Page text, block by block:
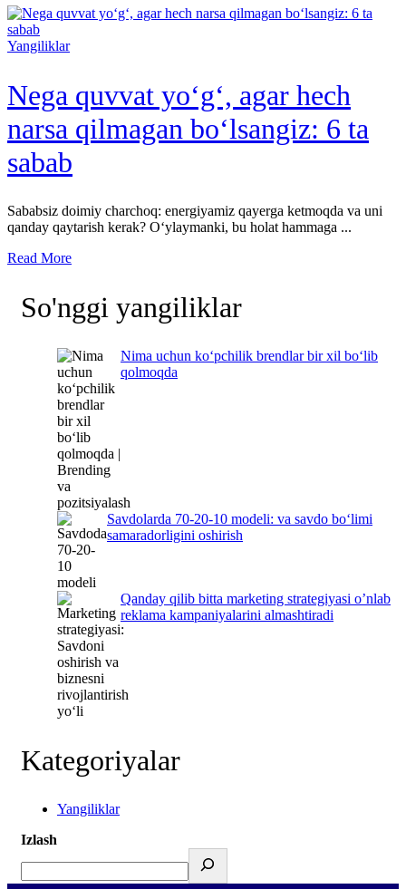
Yangiliklar
Nega quvvat yo‘g‘, agar hech
narsa qilmagan bo‘lsangiz: 6 ta
sabab
Sababsiz doimiy charchoq: energiyamiz qayerga ketmoqda va uni
qanday qaytarish kerak? O‘ylaymanki, bu holat hammaga ...
Read More
So'nggi yangiliklar
Nima uchun ko‘pchilik brendlar bir xil bo‘lib
qolmoqda
Savdolarda 70-20-10 modeli: va savdo bo‘limi
samaradorligini oshirish
Qanday qilib bitta marketing strategiyasi o’nlab
reklama kampaniyalarini almashtiradi
Kategoriyalar
Yangiliklar
Izlash